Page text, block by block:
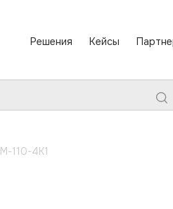
Решения Кейсы
М-110-4K1